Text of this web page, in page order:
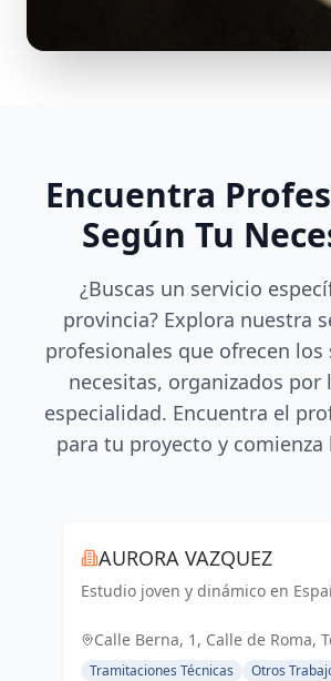
Encuentra
Según Tu
¿Buscas un servicio
provincia? Explora nuestra
profesionales que ofrecen los
necesitas, organizados por
especialidad. Encuentra el
para tu proyecto y
AURORA VAZQUEZ
Estudio joven y dinámico en
funcionalidad para dar vida a
Calle Berna, 1, Calle de Roma,
España, España
Tramitaciones Técnicas
Otros